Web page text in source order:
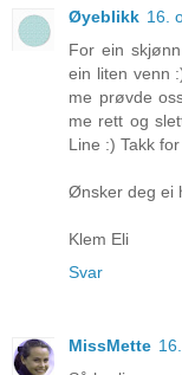
Øyeblikk 16.
For ein
ein liten venn
me prøvde
me rett og
Line :) Takk
Ønsker deg ei
Klem Eli
Svar
MissMette